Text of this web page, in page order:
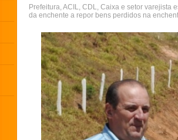
Prefeitura, ACIL, CDL, Caixa e setor varejista
da enchente a repor bens perdidos na